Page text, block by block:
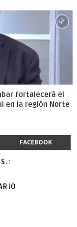
fortalecerá el
en la región Norte
FACEBOOK